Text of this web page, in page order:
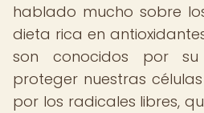
hablado mucho sobre
dieta rica en
son conocidos por
proteger nuestras
por los radicales libres,